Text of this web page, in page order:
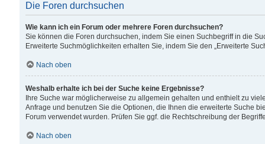
Die Foren durchsuchen
Wie kann ich ein Forum oder mehrere Foren durchsuchen?
Sie können die Foren durchsuchen, indem Sie einen Suchbegriff in die
Erweiterte Suchmöglichkeiten erhalten Sie, indem Sie den „Erweiterte
Nach oben
Weshalb erhalte ich bei der Suche keine Ergebnisse?
Ihre Suche war möglicherweise zu allgemein gehalten und enthielt zu
Anfrage und benutzen Sie die Optionen, die Ihnen die erweiterte Suche
Forum verwendet wurden. Prüfen Sie ggf. die Rechtschreibung der
Nach oben